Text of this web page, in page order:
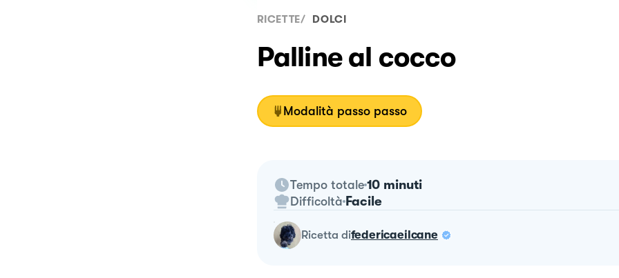
RICETTE/ DOLCI
Palline al cocco
Modalità passo passo
Tempo totale 10 minuti
Difficoltà Facile
ricetta difedericaeilcane